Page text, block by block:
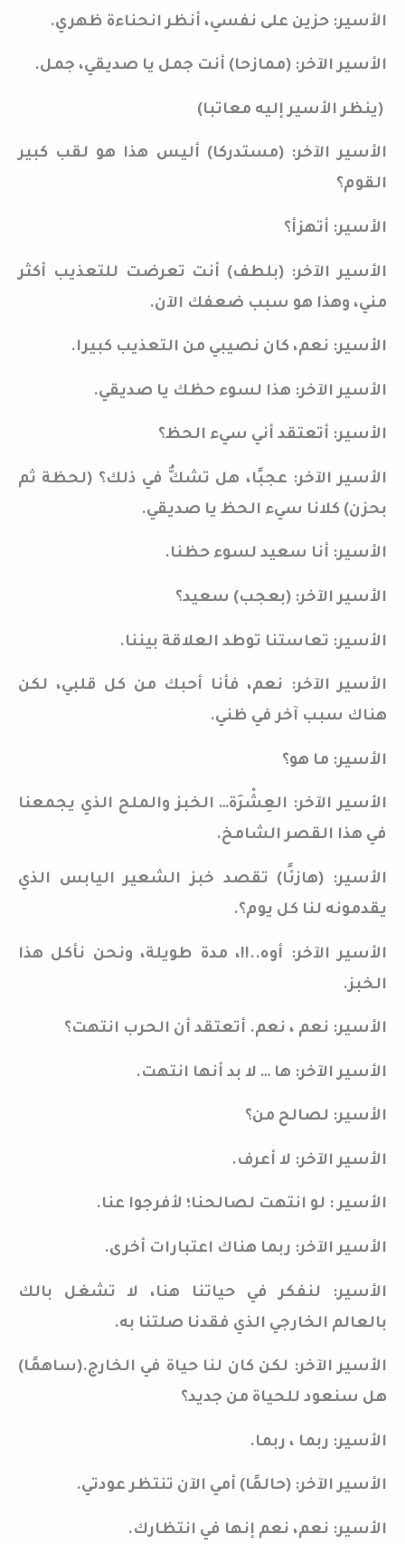
الأسير: حزين على نفسي، أنظر انحناءة ظهري.
الأسير الآخر: (ممازحا) أنت جمل يا صديقي، جمل.
(ينظر الأسير إليه معاتبا)
الأسير الآخر: (مستدركا) أليس هذا هو لقب كبير
القوم؟
الأسير: أتهزأ؟
الأسير الآخر: (بلطف) أنت تعرضت للتعذيب أكثر
مني، وهذا هو سبب ضعفك الآن.
الأسير: نعم، كان نصيبي من التعذيب كبيرا.
الأسير الآخر: هذا لسوء حظك يا صديقي.
الأسير: أتعتقد أني سيء الحظ؟
الأسير الآخر: عجبًا، هل تشكُّ في ذلك؟ (لحظة ثم
بحزن) كلانا سيء الحظ يا صديقي.
الأسير: أنا سعيد لسوء حظنا.
الأسير الآخر: (بعجب) سعيد؟
الأسير: تعاستنا توطد العلاقة بيننا.
الأسير الآخر: نعم، فأنا أحبك من كل قلبي، لكن
هناك سبب آخر في ظني.
الأسير: ما هو؟
الأسير الآخر: العِشْرَة… الخبز والملح الذي يجمعنا
في هذا القصر الشامخ.
الأسير: (هازئًا) تقصد خبز الشعير اليابس الذي
يقدمونه لنا كل يوم؟.
الأسير الآخر: أوه..!!، مدة طويلة، ونحن نأكل هذا
الخبز.
الأسير: نعم ، نعم. أتعتقد أن الحرب انتهت؟
الأسير الآخر: ها … لا بد أنها انتهت.
الأسير: لصالح من؟
الأسير الآخر: لا أعرف.
الأسير : لو انتهت لصالحنا؛ لأفرجوا عنا.
الأسير الآخر: ربما هناك اعتبارات أخرى.
الأسير: لنفكر في حياتنا هنا، لا تشغل بالك
بالعالم الخارجي الذي فقدنا صلتنا به.
الأسير الآخر: لكن كان لنا حياة في الخارج.(ساهمًا)
هل سنعود للحياة من جديد؟
الأسير: ربما ، ربما.
الأسير الآخر: (حالمًا) أمي الآن تنتظر عودتي.
الأسير: نعم، نعم إنها في انتظارك.